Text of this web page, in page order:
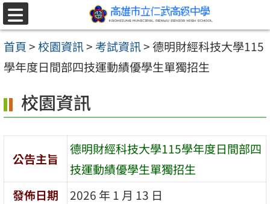
跳至主要內容區
選
單
首頁>校園資訊> 考試資訊>德明財經科技大學115
學年度日間部四技運動績優學生單獨招生
校園資訊
公告主旨
德明財經科技大學115學年度日間部四
技運動績優學生單獨招生
發佈日期
2026 年 1 月 13 日